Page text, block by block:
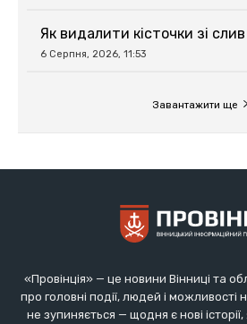
Як видалити кісточки зі слив
6 Серпня, 2026, 11:53
Завантажити ще
«Провінція» — це новини Вінниці та
про головні події, людей і можливості
не зупиняється — щодня є нові